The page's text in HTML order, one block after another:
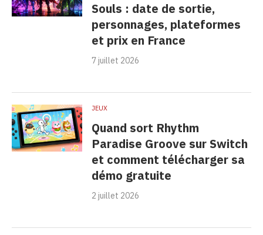
Souls : date de sortie,
personnages, plateformes
et prix en France
7 juillet 2026
JEUX
Quand sort Rhythm
Paradise Groove sur Switch
et comment télécharger sa
démo gratuite
2 juillet 2026